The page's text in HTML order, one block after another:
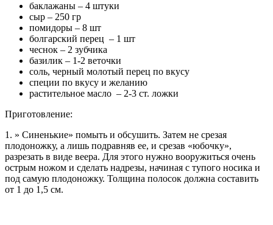
баклажаны – 4 штуки
сыр – 250 гр
помидоры – 8 шт
болгарский перец – 1 шт
чеснок – 2 зубчика
базилик – 1-2 веточки
соль, черный молотый перец по вкусу
специи по вкусу и желанию
растительное масло – 2-3 ст. ложки
Приготовление:
1. » Синенькие» помыть и обсушить. Затем не срезая
плодоножку, а лишь подравняв ее, и срезав «юбочку»,
разрезать в виде веера. Для этого нужно вооружиться очень
острым ножом и сделать надрезы, начиная с тупого носика и
под самую плодоножку. Толщина полосок должна составить
от 1 до 1,5 см.